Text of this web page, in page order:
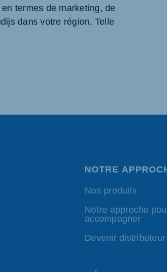
termes de marketing, de
dans votre région. Telle
NOTRE
Nos produits
Notre approche
accompagner
Devenir distributeur